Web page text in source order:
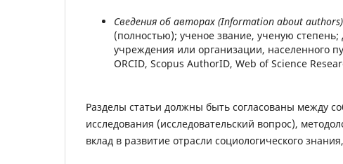
Сведения об авторах (Information about
(полностью); ученое звание, ученую
учреждения или организации, населенного
ORCID, Scopus AuthorID, Web of Science
Разделы статьи должны быть согласованы между
исследования (исследовательский вопрос),
вклад в развитие отрасли социологического